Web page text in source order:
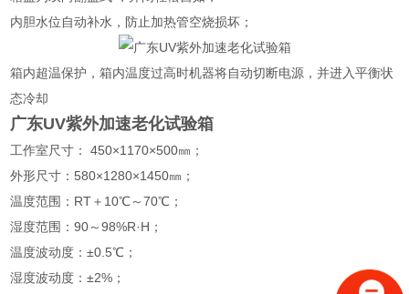
内胆水位自动补水，防止加热管空烧损坏；
箱内超温保护，箱内温度过高时机器将自动切断电源，并进入平衡状
态冷却
广东UV紫外加速老化试验箱
工作室尺寸： 450×1170×500㎜；
外形尺寸：580×1280×1450㎜；
温度范围：RT＋10℃～70℃；
湿度范围：90～98%R·H；
温度波动度：±0.5℃；
湿度波动度：±2%；